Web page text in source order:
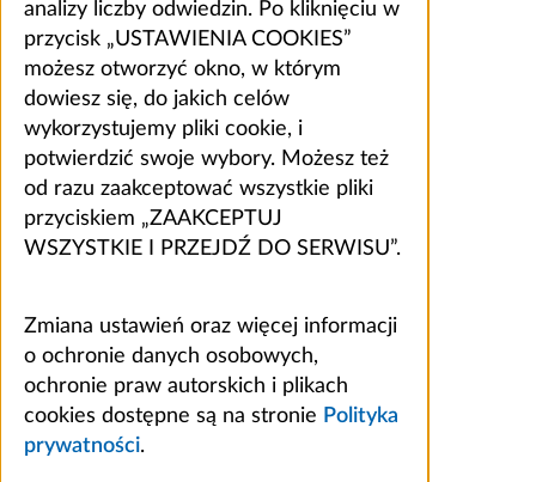
analizy liczby odwiedzin. Po kliknięciu w
przycisk „USTAWIENIA COOKIES”
możesz otworzyć okno, w którym
dowiesz się, do jakich celów
wykorzystujemy pliki cookie, i
potwierdzić swoje wybory. Możesz też
od razu zaakceptować wszystkie pliki
przyciskiem „ZAAKCEPTUJ
WSZYSTKIE I PRZEJDŹ DO SERWISU”.
Zmiana ustawień oraz więcej informacji
o ochronie danych osobowych,
ochronie praw autorskich i plikach
cookies dostępne są na stronie Polityka
prywatności.